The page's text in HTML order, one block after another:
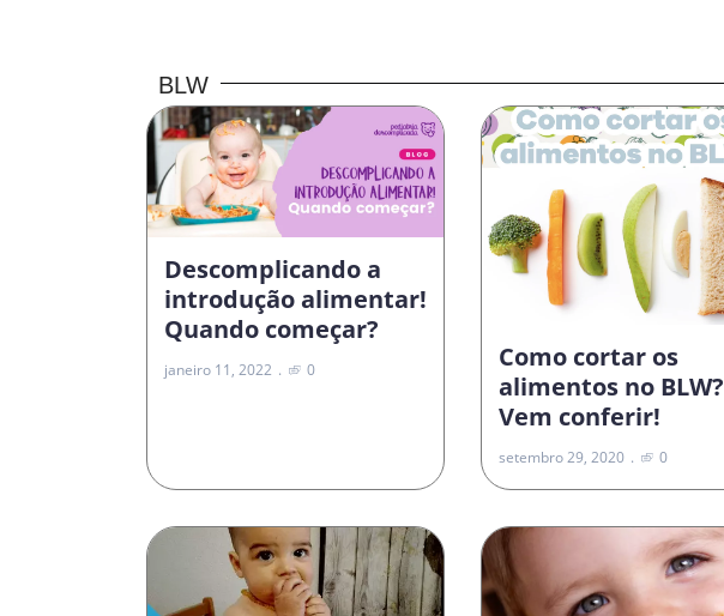
BLW
Descomplicando a
introdução alimentar!
Quando começar?
janeiro 11, 2022 0
Como cortar os
alimentos no BLW?
Vem conferir!
setembro 29, 2020 0